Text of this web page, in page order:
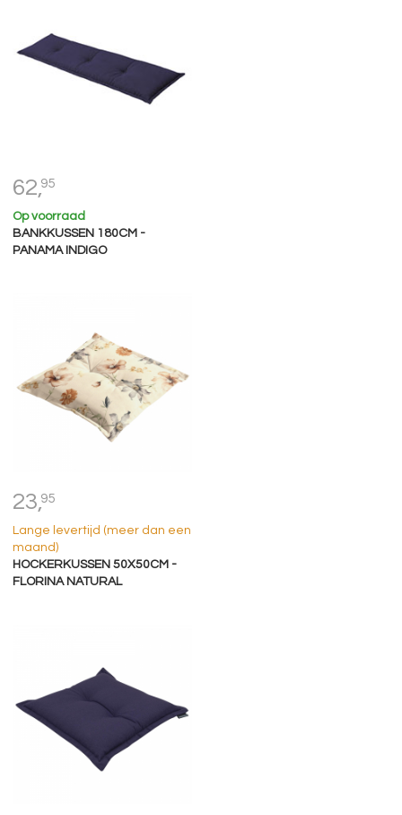
62,95
Op voorraad
BANKKUSSEN 180CM -
PANAMA INDIGO
23,95
Lange levertijd (meer dan een
maand)
HOCKERKUSSEN 50X50CM -
FLORINA NATURAL